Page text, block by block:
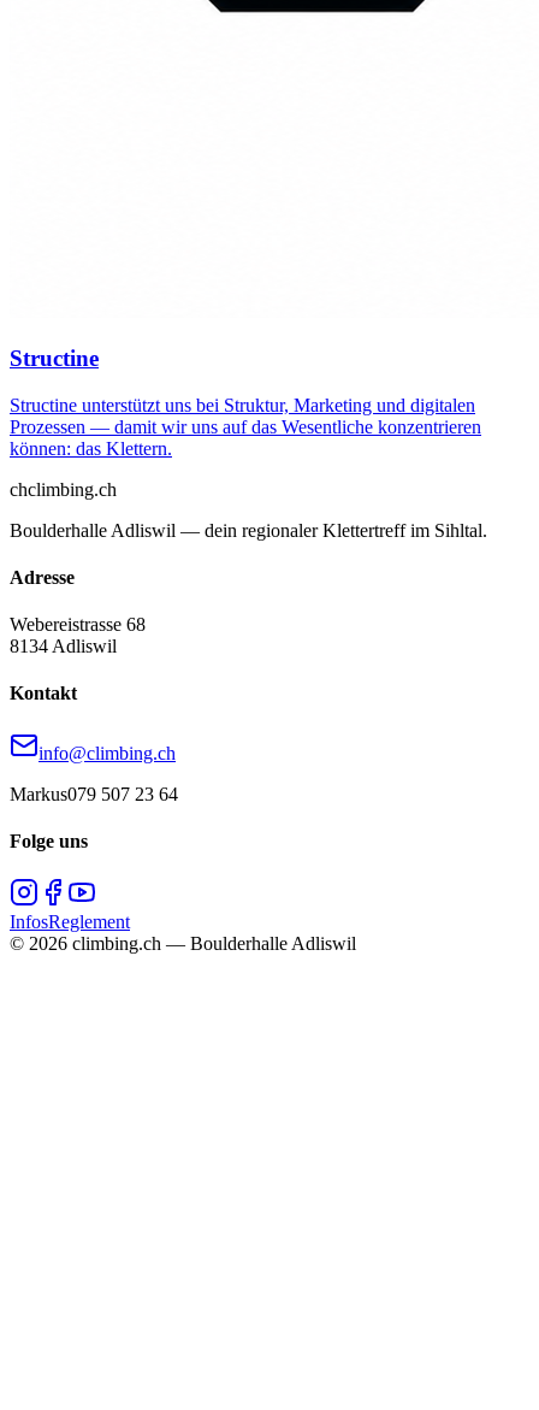
Structine
Structine unterstützt uns bei Struktur, Marketing und digitalen
Prozessen — damit wir uns auf das Wesentliche konzentrieren
können: das Klettern.
chclimbing.ch
Boulderhalle Adliswil — dein regionaler Klettertreff im Sihltal.
Adresse
Webereistrasse 68
8134 Adliswil
Kontakt
info@climbing.ch
Markus079 507 23 64
Folge uns
InfosReglement
© 2026 climbing.ch — Boulderhalle Adliswil